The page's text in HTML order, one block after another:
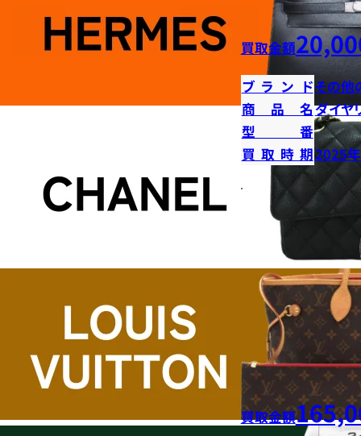
買取金額
ブランドその他
商品名ダイヤ
型番
買取時期2025
買取金額